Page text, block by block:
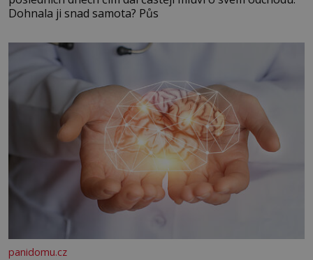
Dohnala ji snad samota? Půs
panidomu.cz